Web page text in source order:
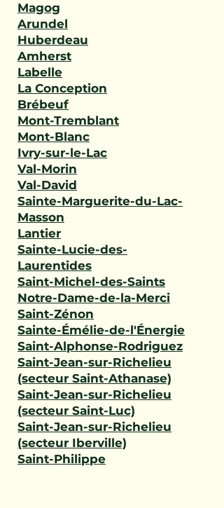
Magog
Arundel
Huberdeau
Amherst
Labelle
La Conception
Brébeuf
Mont-Tremblant
Mont-Blanc
Ivry-sur-le-Lac
Val-Morin
Val-David
Sainte-Marguerite-du-Lac-
Masson
Lantier
Sainte-Lucie-des-
Laurentides
Saint-Michel-des-Saints
Notre-Dame-de-la-Merci
Saint-Zénon
Sainte-Émélie-de-l'Énergie
Saint-Alphonse-Rodriguez
Saint-Jean-sur-Richelieu
(secteur Saint-Athanase)
Saint-Jean-sur-Richelieu
(secteur Saint-Luc)
Saint-Jean-sur-Richelieu
(secteur Iberville)
Saint-Philippe